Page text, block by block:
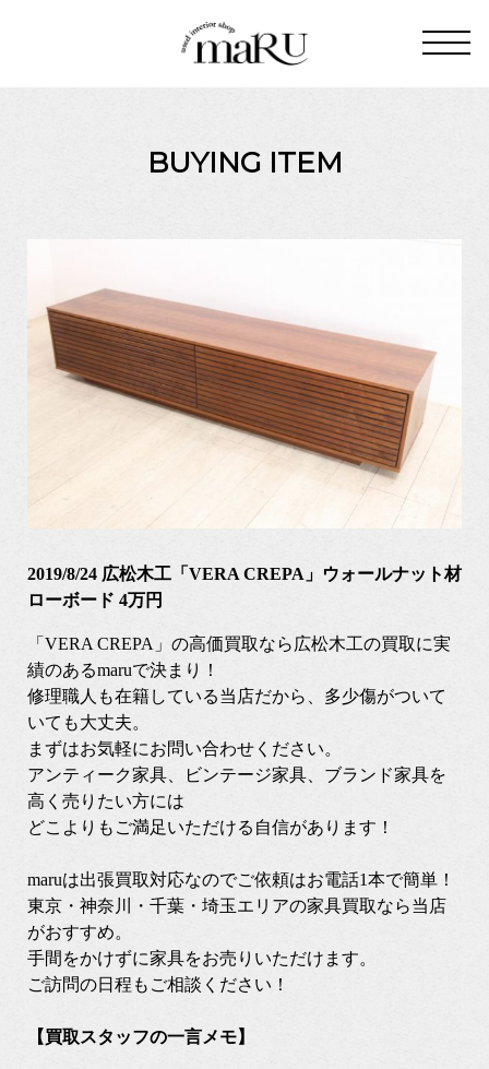
BUYING ITEM
2019/8/24 広松木工「VERA CREPA」ウォールナット材
ローボード 4万円
「VERA CREPA」の高価買取なら広松木工の買取に実
績のあるmaruで決まり！
修理職人も在籍している当店だから、多少傷がついて
いても大丈夫。
まずはお気軽にお問い合わせください。
アンティーク家具、ビンテージ家具、ブランド家具を
高く売りたい方には
どこよりもご満足いただける自信があります！
maruは出張買取対応なのでご依頼はお電話1本で簡単！
東京・神奈川・千葉・埼玉エリアの家具買取なら当店
がおすすめ。
手間をかけずに家具をお売りいただけます。
ご訪問の日程もご相談ください！
【買取スタッフの一言メモ】